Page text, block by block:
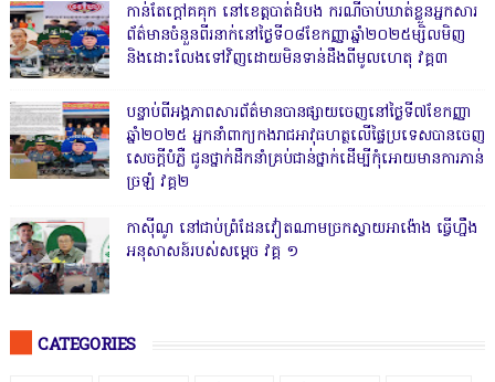
កាន់តែក្តៅគគុក នៅខេត្តបាត់ដំបង ករណីចាប់ឃាត់ខ្លួនអ្នកសារ
ព័ត៌មានចំនួនពីរនាក់នៅថ្ងៃទី០៨ខែកញ្ញាឆ្នាំ២០២៥ម្សិលមិញ
និងដោះលែងទៅវិញដោយមិនទាន់ដឹងពីមូលហេតុ វគ្គ៣
បន្ទាប់ពីអង្គភាពសារព័ត៌មានបានផ្សាយចេញនៅថ្ងៃទី៧ខែកញ្ញា
ឆ្នាំ២០២៥ អ្នកនាំពាក្យកងរាជអាវុធហត្ថលើផ្ទៃប្រទេសបានចេញ
សេចក្តីបំភ្លឺ ជូនថ្នាក់ដឹកនាំគ្រប់ជាន់ថ្នាក់ដើម្បីកុំអោយមានការភាន់
ច្រឡំ វគ្គ២
កាសុីណូ នៅជាប់ព្រំដែនវៀតណាមច្រកស្វាយអាង៉ោង ធ្វើហ្នឹង
អនុសាសន៍របស់សម្ដេច វគ្គ ១
CATEGORIES